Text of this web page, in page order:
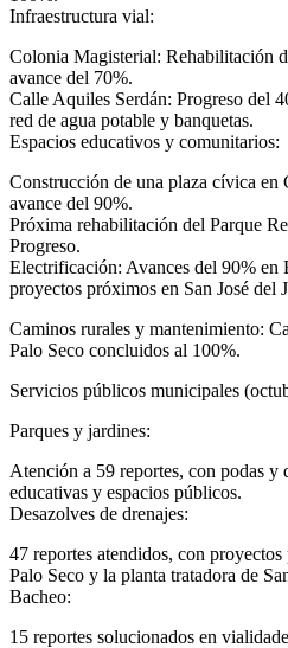
Infraestructura vial:
Colonia Magisterial: Rehabilitación
avance del 70%.
Calle Aquiles Serdán: Progreso del
red de agua potable y banquetas.
Espacios educativos y comunitarios:
Construcción de una plaza cívica
avance del 90%.
Próxima rehabilitación del Parque
Progreso.
Electrificación: Avances del 90%
proyectos próximos en San José del
Caminos rurales y mantenimiento:
Palo Seco concluidos al 100%.
Servicios públicos municipales
Parques y jardines:
Atención a 59 reportes, con podas y
educativas y espacios públicos.
Desazolves de drenajes:
47 reportes atendidos, con
Palo Seco y la planta tratadora de
Bacheo:
15 reportes solucionados en